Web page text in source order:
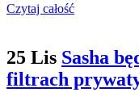
Czytaj całość
25 Lis Sasha
filtrach